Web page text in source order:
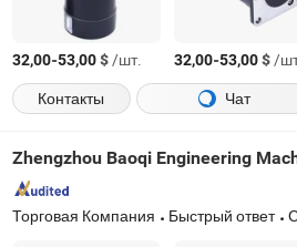
32,00-53,00$/шт. 32,00-53,00$/
Контакты
Чат
Zhengzhou Baoqi Engineering
Торговая Компания Быстрый ответ